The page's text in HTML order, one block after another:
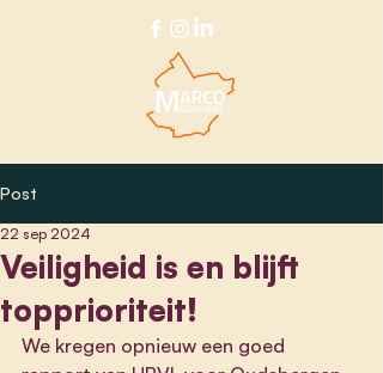
Post
Veiligheid is en blijft
topprioriteit!
22 sep 2024
We kregen opnieuw een goed